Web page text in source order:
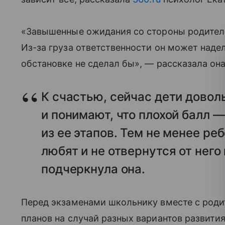
«Завышенные ожидания со стороны
Из-за груза ответственности он может
обстановке не сделал бы», — рассказала
К счастью, сейчас дети
и понимают, что плохой балл
из ее этапов. Тем не менее
любят и не отвернутся от
подчеркнула она.
Перед экзаменами школьнику вместе с
планов на случай разных вариантов